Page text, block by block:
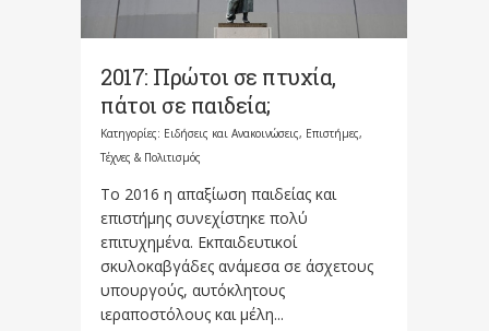
2017: Πρώτοι σε πτυχία,
πάτοι σε παιδεία;
Κατηγορίες: Ειδήσεις και Ανακοινώσεις, Επιστήμες,
Τέχνες & Πολιτισμός
To 2016 η απαξίωση παιδείας και
επιστήμης συνεχίστηκε πολύ
επιτυχημένα. Εκπαιδευτικοί
σκυλοκαβγάδες ανάμεσα σε άσχετους
υπουργούς, αυτόκλητους
ιεραποστόλους και μέλη...